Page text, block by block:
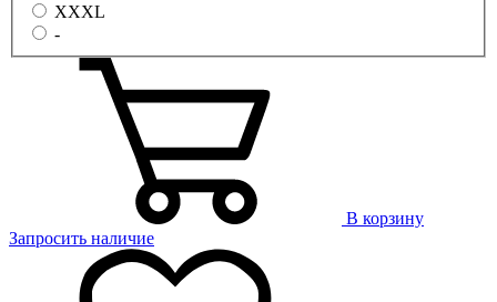
XXXL
-
В корзину
Запросить наличие